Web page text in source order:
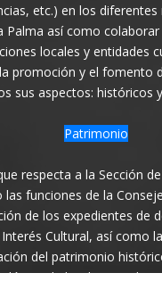
etc.) en los diferentes
Palma así como colaborar
locales y entidades
promoción y el fomento
sus aspectos: históricos
Patrimonio
respecta a la Sección
las funciones de la
de los expedientes de
Cultural, así como
del patrimonio
de la Isla en todas